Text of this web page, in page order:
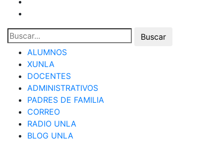
ALUMNOS
XUNLA
DOCENTES
ADMINISTRATIVOS
PADRES DE FAMILIA
CORREO
RADIO UNLA
BLOG UNLA